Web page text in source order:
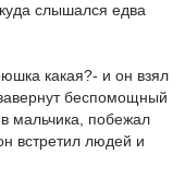
слышался едва
какая?- и он взял
беспомощный
мальчика, побежал
встретил людей и